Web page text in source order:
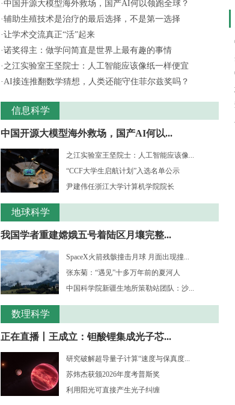
·中国开源大模型海外救场，国产AI何以领跑全球？
·辅助生殖技术是治疗的最后选择，不是第一选择
·让学术交流真正“活”起来
·诺奖得主：做学问简直是世界上最有趣的事情
· 之江实验室王坚院士：人工智能应该像纸一样便宜
·AI接连推翻数学猜想，人类还能守住菲尔兹奖吗？
信息科学
中国开源大模型海外救场，国产AI何以...
之江实验室王坚院士：人工智能应该像...
“CCF大学生启航计划”入选名单公示
尹建伟任浙江大学计算机学院院长
地球科学
我国学者重建嫦娥五号着陆区月壤完整...
SpaceX火箭残骸撞击月球 月面出现撞...
张东菊：“遇见”十多万年前的夏河人
中国科学院新疆生地所策勒站团队：沙...
数理科学
正在直播丨王成立：钽酸锂集成光子芯...
研究破解超导量子计算“速度与保真度...
苏炜杰获颁2026年度考普斯奖
利用阳光可直接产生光子纠缠